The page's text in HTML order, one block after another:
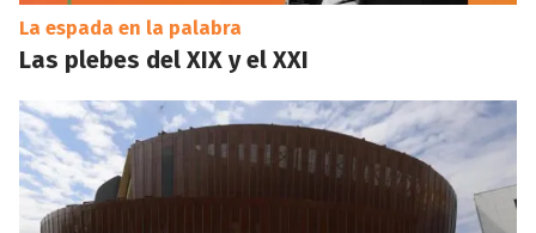
La espada en la palabra
Las plebes del XIX y el XXI